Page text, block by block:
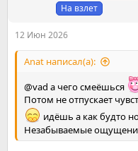
На взлет
12 Июн 2026
Anat написал(а):
@vad а чего смеёшься
Потом не отпускает
идёшь а как будто
Незабываемые